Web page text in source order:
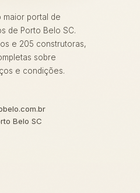
maior portal de
de Porto Belo SC.
e 205 construtoras,
sobre
e condições.
Belo SC